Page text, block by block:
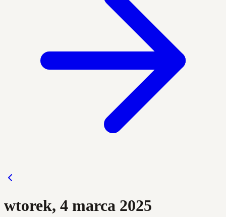
wtorek, 4 marca 2025